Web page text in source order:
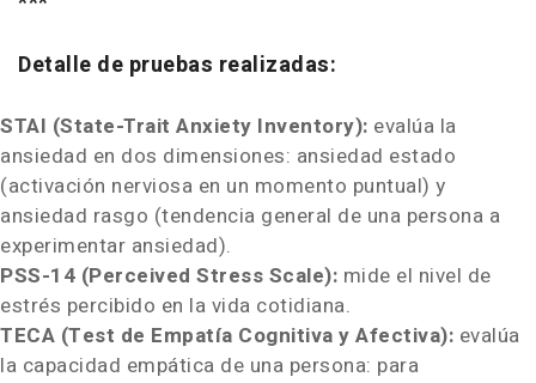
Detalle de pruebas realizadas:
STAI (State-Trait Anxiety Inventory): evalúa la
ansiedad en dos dimensiones: ansiedad estado
(activación nerviosa en un momento puntual) y
ansiedad rasgo (tendencia general de una persona a
experimentar ansiedad).
PSS-14 (Perceived Stress Scale): mide el nivel de
estrés percibido en la vida cotidiana.
TECA (Test de Empatía Cognitiva y Afectiva): evalúa
la capacidad empática de una persona: para